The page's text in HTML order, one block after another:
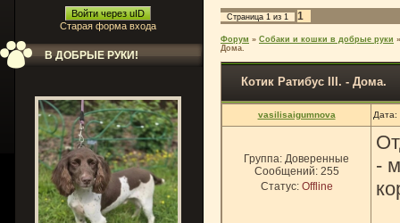
Войти через uID
Старая форма входа
В ДОБРЫЕ РУКИ!
Страница 1 из 1 1
Форум » Собаки и кошки в добрые руки »
Дома.
Котик Ратибус III. - Дома.
vasilisaigumnova Дата:
Группа: Доверенные
Сообщений: 255
Статус: Offline
-